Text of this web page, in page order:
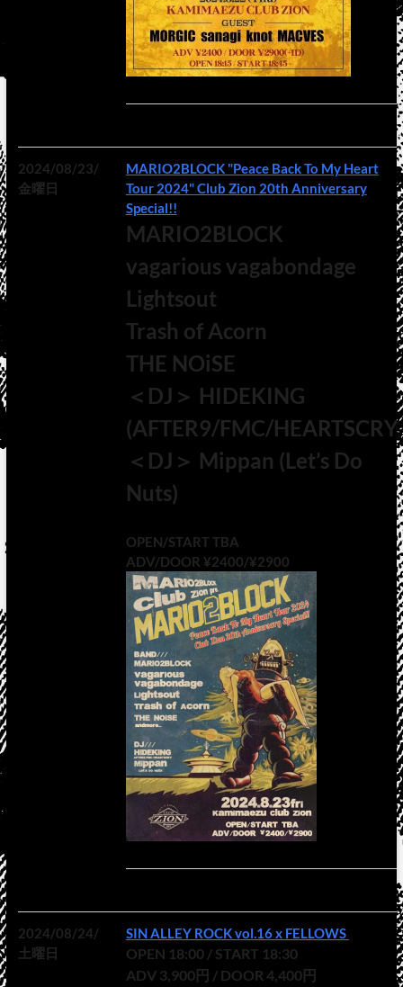
2024/08/23/
金曜日
MARIO2BLOCK "Peace Back To My Heart
Tour 2024" Club Zion 20th Anniversary
Special!!
MARIO2BLOCK
vagarious vagabondage
Lightsout
Trash of Acorn
THE NOiSE
＜DJ＞ HIDEKING
(AFTER9/FMC/
＜DJ＞ Mippan (Let’s Do
Nuts)
OPEN/START TBA
ADV/DOOR ¥2400/¥2900
2024/08/24/
土曜日
SIN ALLEY ROCK vol.16 x FELLOWS
OPEN 18:00 / START 18:30
ADV 3,900円 / DOOR 4,400円